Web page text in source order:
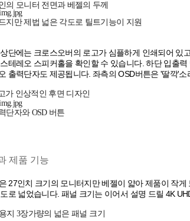
의 모니터 전면과 베젤의 두께
지만 제법 넓은 각도로 틸트기능이 지원
단에는 크로스오버의 로고가 심플하게 인쇄되어 있
테레오 스피커홀을 확인할 수 있습니다. 하단 입출
출력단자도 제공됩니다. 좌측의 OSD버튼은 '딸깍'
가 인상적인 후면 디자인
단자와 OSD 버튼
제품 기능
27인치 크기의 모니터지만 베젤이 얇아 제품이 작
로 넓었습니다. 패널 크기는 이어서 설명 드릴 4K
지 3장가량의 넓은 패널 크기